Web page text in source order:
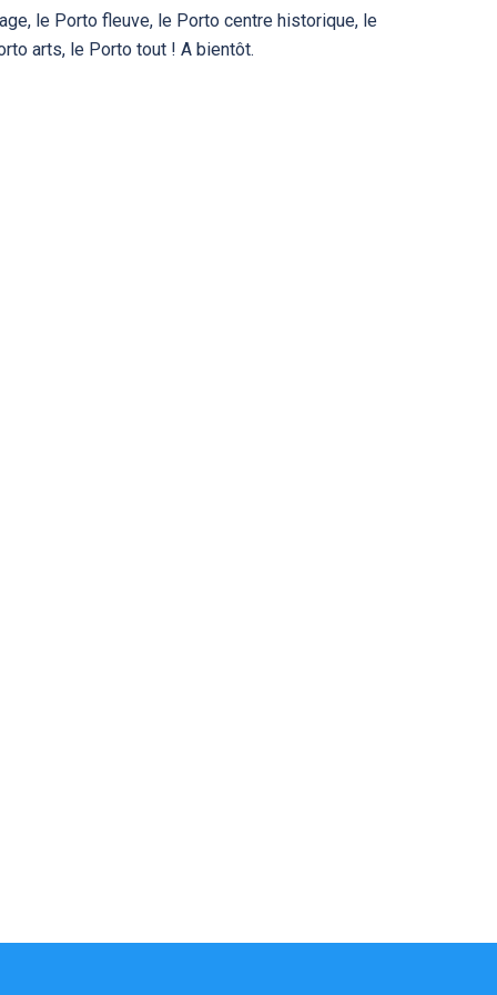
le Porto fleuve, le Porto centre historique, le
arts, le Porto tout ! A bientôt.